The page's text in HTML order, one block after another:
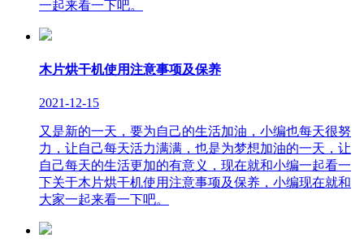
一起来看一下吧。
木片烘干机使用注意事项及保养
2021-12-15
又是新的一天，要为自己的生活加油，小编也每天很努
力，让自己每天活力满满，也是为梦想加油的一天，让
自己每天的生活更加的有意义，现在就和小编一起看一
下关于木片烘干机使用注意事项及保养，小编现在就和
大家一起来看一下吧。